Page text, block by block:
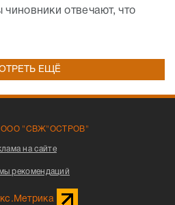
отвечают, что
ЕЩЁ
ООО "СВЖ"ОСТРОВ"
на сайте
рекомендаций